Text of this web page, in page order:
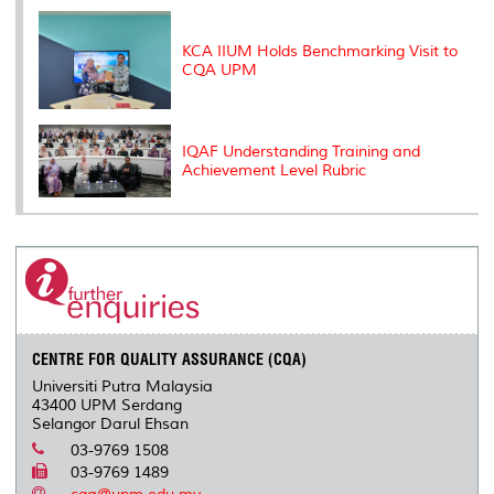
KCA IIUM Holds Benchmarking Visit to
CQA UPM
IQAF Understanding Training and
Achievement Level Rubric
CENTRE FOR QUALITY ASSURANCE (CQA)
Universiti Putra Malaysia
43400 UPM Serdang
Selangor Darul Ehsan
03-9769 1508
03-9769 1489